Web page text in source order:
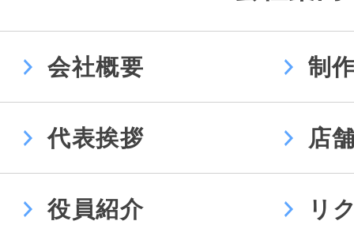
会社概要 制
代表挨拶 店
役員紹介 リ